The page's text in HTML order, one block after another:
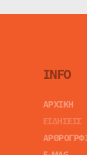
INFO
ΑΡΧΙΚΗ
ΕΙΔΗΣΕΙΣ